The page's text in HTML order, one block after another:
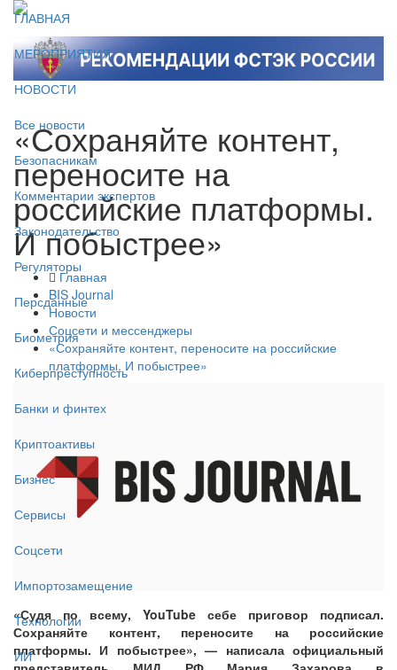
ГЛАВНАЯ
МЕРОПРИЯТИЯ
НОВОСТИ
Все новости
Безопасникам
Комментарии экспертов
Законодательство
Регуляторы
Персданные
Биометрия
Киберпреступность
Банки и финтех
Криптоактивы
Бизнес
Сервисы
Соцсети
Импортозамещение
Технологии
ИИ
«Сохраняйте контент,
переносите на
российские платформы.
И побыстрее»
Главная
BIS Journal
Новости
Соцсети и мессенджеры
«Сохраняйте контент, переносите на российские
платформы. И побыстрее»
«Судя по всему, YouTube себе приговор подписал.
Сохраняйте контент, переносите на российские
платформы. И побыстрее», — написала официальный